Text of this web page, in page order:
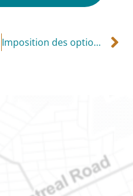
Imposition des options d’achat et de vente